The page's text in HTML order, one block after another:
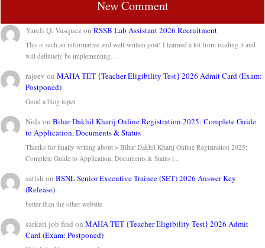
New Comment
Yareli Q. VasquezonRSSB Lab Assistant 2026 Recruitment
This is such an informative and well-written post! I learned a lot from reading it and
will definitely be implementing…
rajeev onMAHA TET {Teacher Eligibility Test} 2026 Admit Card (Exam:
Postponed)
Good a blog toper
NidaonBihar Dakhil Kharij Online Registration 2025: Complete Guide
to Application, Documents & Status
Thanks for finally writing about > Bihar Dakhil Kharij Online Registration 2025:
Complete Guide to Application, Documents & Status |…
satish onBSNL Senior Executive Trainee (SET) 2026 Answer Key
(Release)
better than the other website
sarkari job find onMAHA TET {Teacher Eligibility Test} 2026 Admit
Card (Exam: Postponed)